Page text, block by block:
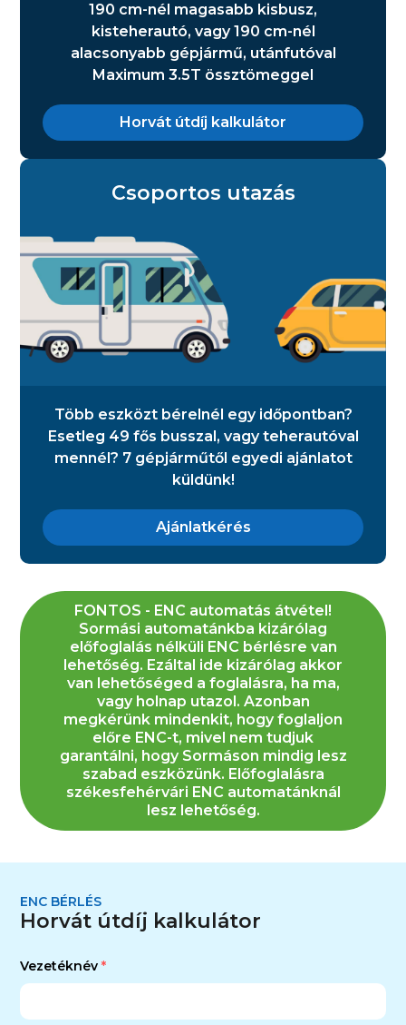
190 cm-nél magasabb kisbusz,
kisteherautó, vagy 190 cm-nél
alacsonyabb gépjármű, utánfutóval
Maximum 3.5T össztömeggel
Horvát útdíj kalkulátor
Csoportos utazás
Több eszközt bérelnél egy időpontban?
Esetleg 49 fős busszal, vagy teherautóval
mennél? 7 gépjárműtől egyedi ajánlatot
küldünk!
Ajánlatkérés
FONTOS - ENC automatás átvétel!
Sormási automatánkba kizárólag
előfoglalás nélküli ENC bérlésre van
lehetőség. Ezáltal ide kizárólag akkor
van lehetőséged a foglalásra, ha ma,
vagy holnap utazol. Azonban
megkérünk mindenkit, hogy foglaljon
előre ENC-t, mivel nem tudjuk
garantálni, hogy Sormáson mindig lesz
szabad eszközünk. Előfoglalásra
székesfehérvári ENC automatánknál
lesz lehetőség.
ENC BÉRLÉS
Horvát útdíj kalkulátor
Vezetéknév